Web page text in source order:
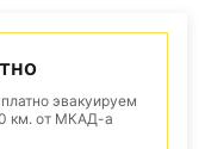
эвакуируем
км. от МКАД-а